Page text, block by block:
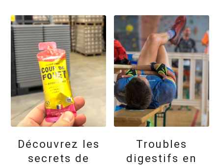
Découvrez les
secrets de
Troubles
digestifs en